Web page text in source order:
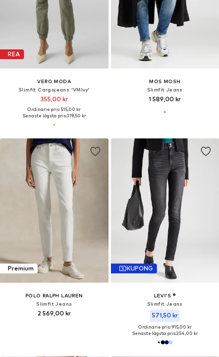
REA
VERO MODA
Slimfit Cargojeans 'VMIvy'
355,00 kr
Ordinarie pris: 515,00 kr
Senaste lägsta pris:319,50 kr
MOS MOSH
Slimfit Jeans
1 589,00 kr
Premium
POLO RALPH LAUREN
Slimfit Jeans
2 569,00 kr
KUPONG
LEVI'S ®
Slimfit Jeans
571,50 kr
Ordinarie pris: 915,00 kr
Senaste lägsta pris:254,00 kr